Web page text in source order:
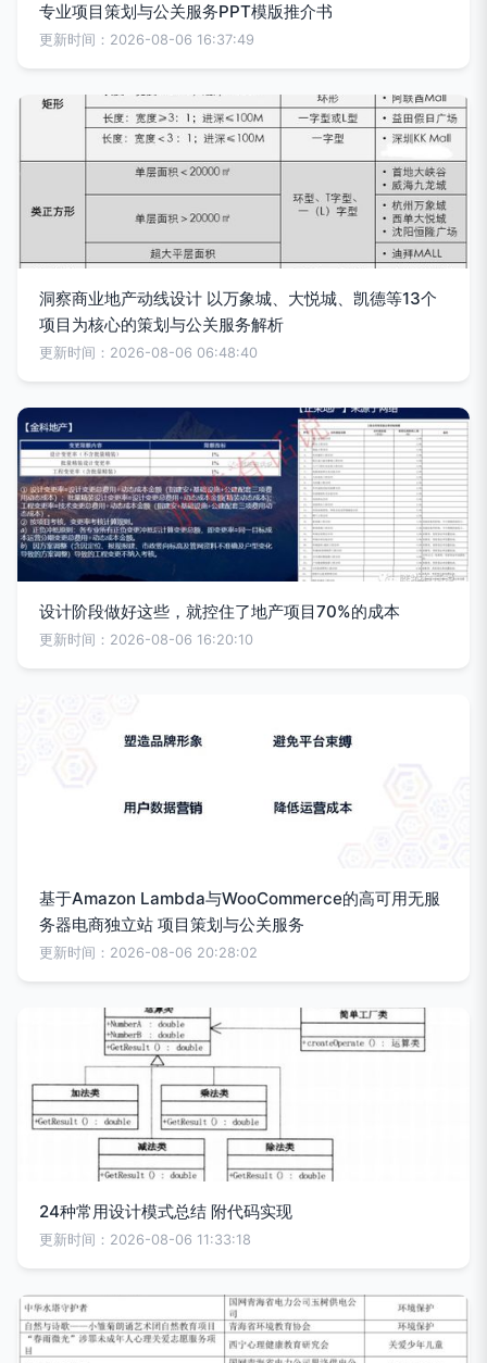
专业项目策划与公关服务PPT模版推介书
更新时间：2026-08-06 16:37:49
洞察商业地产动线设计 以万象城、大悦城、凯德等13个
项目为核心的策划与公关服务解析
更新时间：2026-08-06 06:48:40
设计阶段做好这些，就控住了地产项目70%的成本
更新时间：2026-08-06 16:20:10
基于Amazon Lambda与WooCommerce的高可用无服
务器电商独立站 项目策划与公关服务
更新时间：2026-08-06 20:28:02
24种常用设计模式总结 附代码实现
更新时间：2026-08-06 11:33:18